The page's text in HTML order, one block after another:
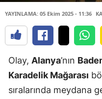
YAYINLAMA: 05 Ekim 2025 - 11:36
Olay, Alanya’nın
Karadelik Mağarası
sıralarında meydana